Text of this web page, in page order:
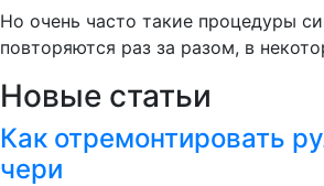
Но очень часто такие процедуры
повторяются раз за разом, в
Новые статьи
Как отремонтировать
чери